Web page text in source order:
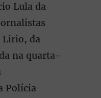
Lula da
Lirio, da
na quarta-
Polícia